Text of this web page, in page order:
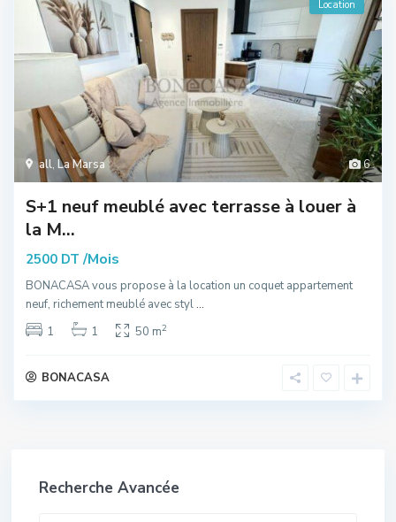
6
all, La Marsa
Location
S+1 neuf meublé avec terrasse à louer à
la M...
2500 DT /Mois
BONACASA vous propose à la location un coquet appartement
neuf, richement meublé avec styl...
1
1 50 m2
BONACASA
Recherche Avancée